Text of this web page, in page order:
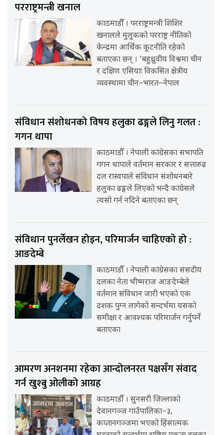
परराष्ट्रमन्त्री खनाल
काठमाडौँ । परराष्ट्रमन्त्री शिशिर
खनालले मुलुकको परराष्ट्र नीतिको
केन्द्रमा आर्थिक कूटनीति रहेको
बताएका छन् । ‘बहुध्रुवीय विश्वमा चीन
र दक्षिण एसियाः विकसित क्षेत्रीय
व्यवस्थामा चीन–भारत–नेपाल
संविधान संशोधनको विषय हलुका ढङ्गले लिनु गलत :
गगन थापा
काठमाडौँ । नेपाली कांग्रेसका सभापति
गगन थापाले वर्तमान सरकार र सत्तारुढ
दल रास्वपाले संविधान संशोधनबारे
हलुका ढङ्गले लिएको भन्दै कांग्रेसले
त्यसो गर्न नदिने बताएका छन्
संविधान पुनर्लेखन होइन, परिमार्जन चाहिएको हो :
आङदेम्बे
काठमाडौँ । नेपाली कांग्रेसका संसदीय
दलका नेता भीष्मराज आङदेम्बेले
वर्तमान संविधान जारी भएको एक
दशक पुग्न लागेको सन्दर्भमा यसको
समीक्षा र आवश्यक परिमार्जन गर्नुपर्ने
बताएका
आमरण अनशनमा रहेका आन्दोलनरत पक्षसँग संवाद
गर्न खुश्बु ओलीको आग्रह
काठमाडौँ । सुनसरी जिल्लाको
देवानगञ्ज गाउँपालिका–३,
कप्तानगञ्जमा भएको हिंसात्मक